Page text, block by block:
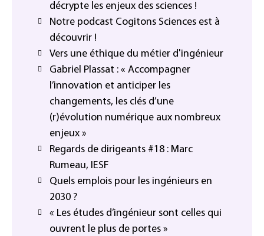
décrypte les enjeux des sciences !
Notre podcast Cogitons Sciences est à
découvrir !
Vers une éthique du métier d'ingénieur
Gabriel Plassat : « Accompagner
l’innovation et anticiper les
changements, les clés d’une
(r)évolution numérique aux nombreux
enjeux »
Regards de dirigeants #18 : Marc
Rumeau, IESF
Quels emplois pour les ingénieurs en
2030 ?
« Les études d’ingénieur sont celles qui
ouvrent le plus de portes »